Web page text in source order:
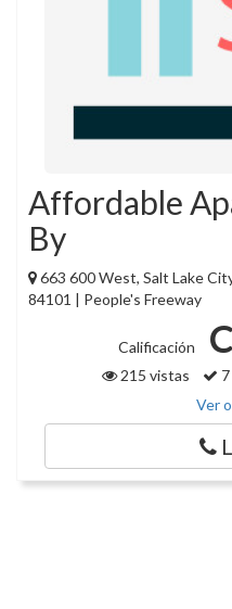
Affordable
By
663 600 West, Salt Lake
84101 | People's Freeway
Calificación C
215 vistas
Ver